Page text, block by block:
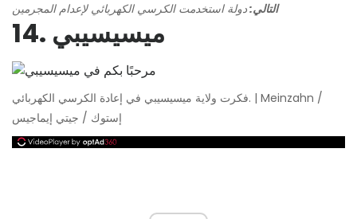
التالي:دولة استخدمت الكرسي الكهربائي لإعدام المجرمين
14. ميسيسيبي
فكرت ولاية ميسيسيبي في إعادة الكرسي الكهربائي. | Meinzahn /
إستوك / جيتي إيماجيس